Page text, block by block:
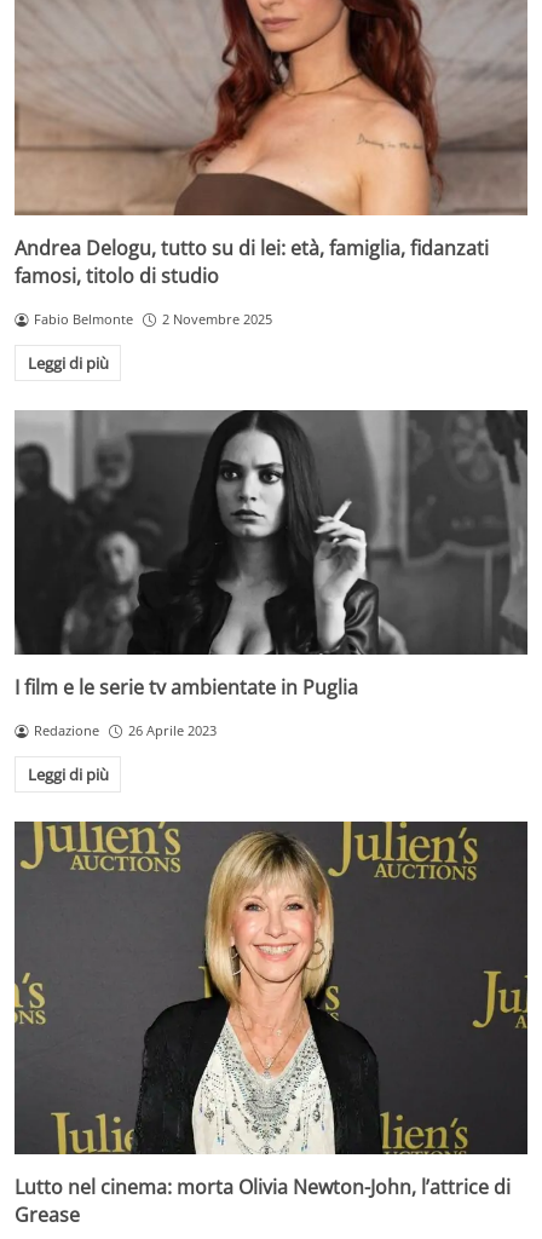
Andrea Delogu, tutto su di lei: età, famiglia, fidanzati
famosi, titolo di studio
Fabio Belmonte 2 Novembre 2025
Leggi di più
I film e le serie tv ambientate in Puglia
Redazione 26 Aprile 2023
Leggi di più
Lutto nel cinema: morta Olivia Newton-John, l’attrice di
Grease